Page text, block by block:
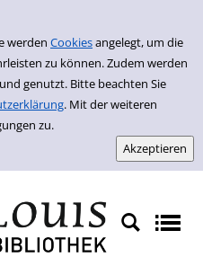
werden Cookiesangelegt, um die
zu können. Zudem werden
genutzt. Bitte beachten Sie
. Mit der weiteren
zu.